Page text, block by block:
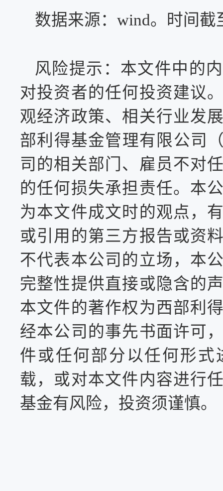
数据来源： wind。时间截
风险提示：本文件中的
对投资者的任何投资建议
观经济政策、相关行业发
部利得基金管理有限公司
司的相关部门、雇员不对
的任何损失承担责任。本
为本文件成文时的观点，
或引用的第三方报告或资
不代表本公司的立场，本
完整性提供直接或隐含的
本文件的著作权为西部利
经本公司的事先书面许可
件或任何部分以任何形
载，或对本文件内容进行
基金有风险，投资须谨慎。